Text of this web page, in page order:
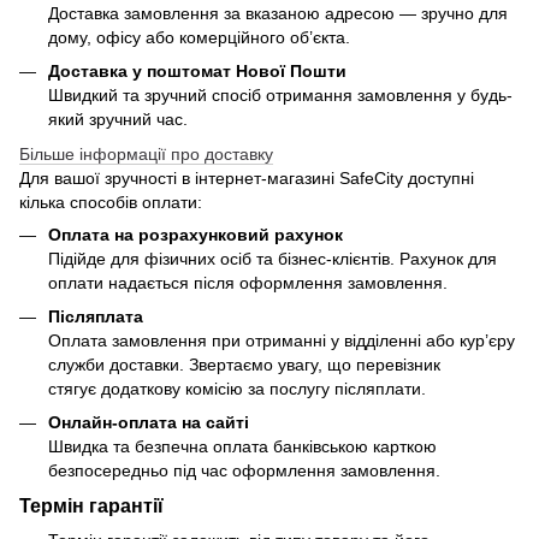
Доставка замовлення за вказаною адресою — зручно для
дому, офісу або комерційного об’єкта.
Доставка у поштомат Нової Пошти
Швидкий та зручний спосіб отримання замовлення у будь-
який зручний час.
Більше інформації про доставку
Для вашої зручності в інтернет-магазині SafeCity доступні
кілька способів оплати:
Оплата на розрахунковий рахунок
Підійде для фізичних осіб та бізнес-клієнтів. Рахунок для
оплати надається після оформлення замовлення.
Післяплата
Оплата замовлення при отриманні у відділенні або кур’єру
служби доставки. Звертаємо увагу, що перевізник
стягує додаткову комісію за послугу післяплати.
Онлайн-оплата на сайті
Швидка та безпечна оплата банківською карткою
безпосередньо під час оформлення замовлення.
Термін гарантії